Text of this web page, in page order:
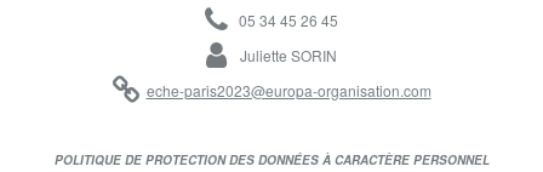
05 34 45 26 45
Juliette SORIN
eche-paris2023@europa-organisation.com
POLITIQUE DE PROTECTION DES DONNÉES À CARACTÈRE PERSONNEL